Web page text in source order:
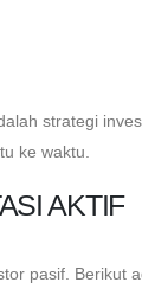
strategi
ke waktu.
AKTIF
pasif. Berikut